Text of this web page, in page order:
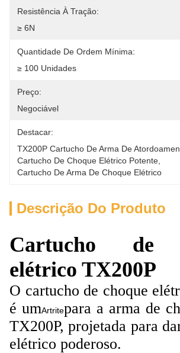
Resistência À Tração:
≥ 6N
Quantidade De Ordem Mínima:
≥ 100 Unidades
Preço:
Negociável
Destacar:
TX200P Cartucho De Arma De
Cartucho De Choque Elétrico Potente
Cartucho De Arma De Choque Elétrico
Descrição Do Produto
Cartucho de
elétrico TX200P
O cartucho de choque
é umArtritepara a arma de
TX200P, projetada para
elétrico poderoso.